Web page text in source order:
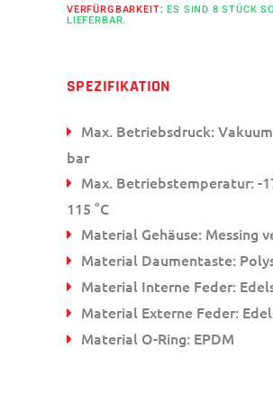
VERFÜRGBARKEIT:ES SIND 8 STÜCK
LIEFERBAR.
SPEZIFIKATION
Max. Betriebsdruck:
bar
Max. Betriebstemperatur: -
115 °C
Material Gehäuse: Messing
Material Daumentaste:
Material Interne Feder:
Material Externe Feder:
Material O-Ring: EPDM